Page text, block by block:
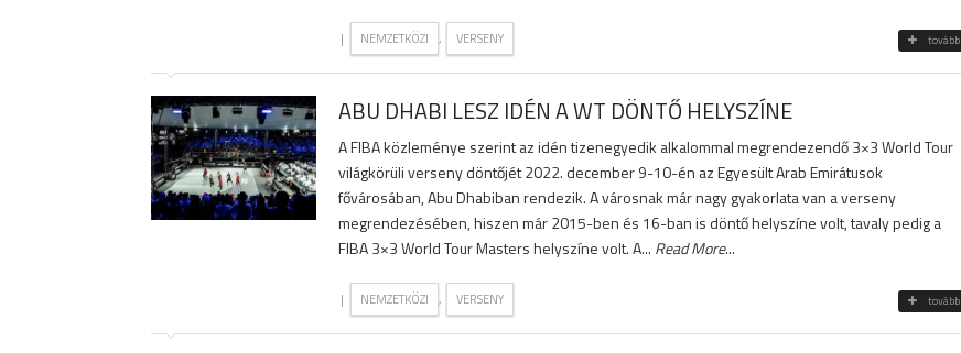
| NEMZETKÖZI , VERSENY tovább
ABU DHABI LESZ IDÉN A WT DÖNTŐ HELYSZÍNE
A FIBA közleménye szerint az idén tizenegyedik alkalommal megrendezendő 3×3 World Tour
világkörüli verseny döntőjét 2022. december 9-10-én az Egyesült Arab Emirátusok
fővárosában, Abu Dhabiban rendezik. A városnak már nagy gyakorlata van a verseny
megrendezésében, hiszen már 2015-ben és 16-ban is döntő helyszíne volt, tavaly pedig a
FIBA 3×3 World Tour Masters helyszíne volt. A... Read More...
| NEMZETKÖZI , VERSENY tovább